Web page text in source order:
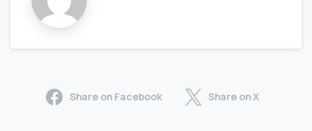
Share on Facebook Share on X